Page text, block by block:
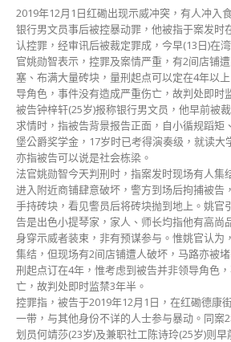
斥
严
重
破
坏
社
会
安
宁〉
中
2019年12月1日红磡出现示威冲突，有人冲入
银行男文员事后被控暴动罪，他被指于案发时
认控罪，经审讯后被裁定罪成，今早(13日)在
官姚勋智表示，控罪及案情严重，有2间店铺
塞、布满大量砖块，量刑起点可以定在4年以
导角色，事件没有造成严重伤亡，故判处即时
被告钟梓轩(25岁)报称银行男文员，他早前被
求情时，指被告背景报告正面，自小循规蹈矩
堡公爵奖学金，17岁时已考得演奏级，就读大
亦指被告可以说是社会栋梁。
法官姚勋智今天判刑时，指案发时现场有人集
进入附近商铺肆意破坏，警方到场后拘捕被告
手持砖块，看见警员后将砖块抛到地上。姚官
告是出色小提琴家，家人、师长均指他有高尚
身穿示威者装束，非有预谋参与。惟姚官认为
集结，但现场有2间店铺遭人破坏，马路亦被
刑起点订在4年，惟考虑到被告并非领导角色
亡，故判处即时监禁3年半。
控罪指，被告于2019年12月1日，在红磡德康
一带，与其他身份不详的人士参与暴动。同案
划员何靖莎(23岁)及兼职社工陈诗玲(25岁)则早